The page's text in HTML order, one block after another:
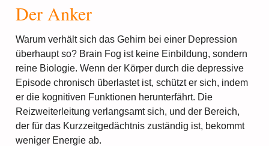
Der Anker
Warum verhält sich das Gehirn bei einer Depression
überhaupt so? Brain Fog ist keine Einbildung, sondern
reine Biologie. Wenn der Körper durch die depressive
Episode chronisch überlastet ist, schützt er sich, indem
er die kognitiven Funktionen herunterfährt. Die
Reizweiterleitung verlangsamt sich, und der Bereich,
der für das Kurzzeitgedächtnis zuständig ist, bekommt
weniger Energie ab.